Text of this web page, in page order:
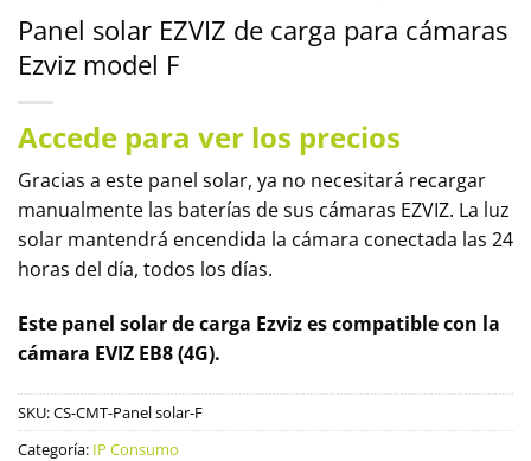
Panel solar EZVIZ de carga para cámaras
Ezviz model F
Accede para ver los precios
Gracias a este panel solar, ya no necesitará recargar
manualmente las baterías de sus cámaras EZVIZ. La luz
solar mantendrá encendida la cámara conectada las 24
horas del día, todos los días.
Este panel solar de carga Ezviz es compatible con la
cámara EVIZ EB8 (4G).
SKU:CS-CMT-Panel solar-F
Categoría: IP Consumo